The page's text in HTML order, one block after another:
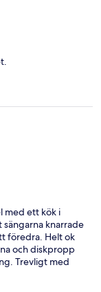
med ett kök i
knarrade
föredra. Helt ok
och diskpropp
Trevligt med